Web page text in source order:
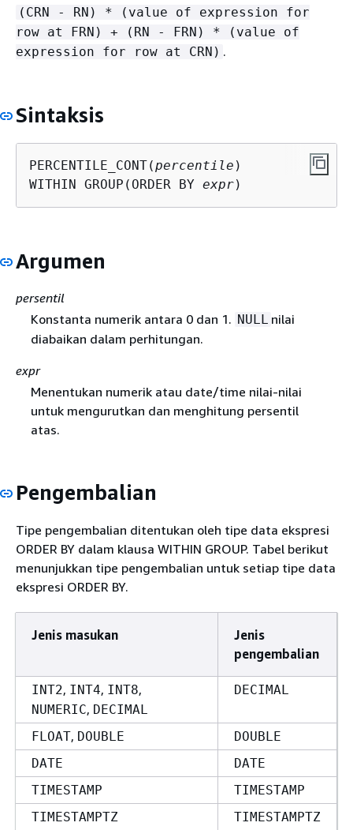
(CRN - RN) * (value of expression for
row at FRN) + (RN - FRN) * (value of
expression for row at CRN) .
Sintaksis
PERCENTILE_CONT(percentile )
WITHIN GROUP(ORDER BY expr)
Argumen
persentil
Konstanta numerik antara 0 dan 1. NULL nilai
diabaikan dalam perhitungan.
expr
Menentukan numerik atau date/time nilai-nilai
untuk mengurutkan dan menghitung persentil
atas.
Pengembalian
Tipe pengembalian ditentukan oleh tipe data ekspresi
ORDER BY dalam klausa WITHIN GROUP. Tabel berikut
menunjukkan tipe pengembalian untuk setiap tipe data
ekspresi ORDER BY.
Jenis masukan
Jenis
pengembalian
INT2, INT4, INT8,
NUMERIC, DECIMAL
DECIMAL
FLOAT, DOUBLE
DOUBLE
DATE
DATE
TIMESTAMP
TIMESTAMP
TIMESTAMPTZ
TIMESTAMPTZ